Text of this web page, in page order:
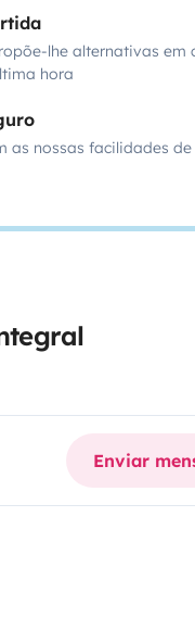
lhe alternativas em
hora
as nossas facilidades de
Enviar